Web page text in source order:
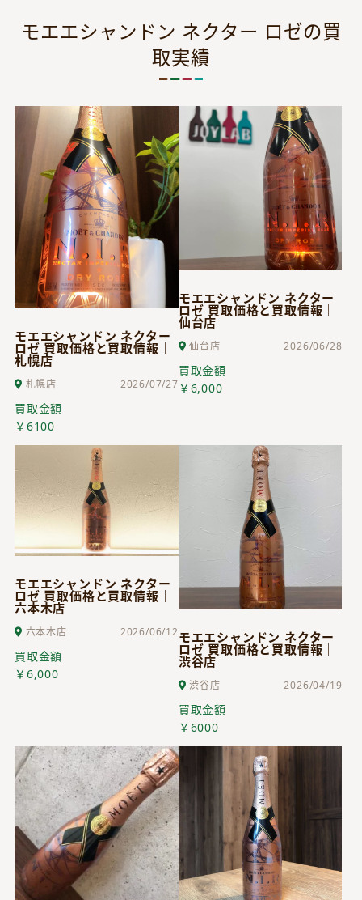
モエエシャンドン ネクター ロゼの買
取実績
モエエシャンドン ネクター
ロゼ 買取価格と買取情報｜
札幌店
札幌店 2026/07/27
買取金額
￥6100
モエエシャンドン ネクター
ロゼ 買取価格と買取情報｜
仙台店
仙台店 2026/06/28
買取金額
￥6,000
モエエシャンドン ネクター
ロゼ 買取価格と買取情報｜
六本木店
六本木店 2026/06/12
買取金額
￥6,000
モエエシャンドン ネクター
ロゼ 買取価格と買取情報｜
渋谷店
渋谷店 2026/04/19
買取金額
￥6000